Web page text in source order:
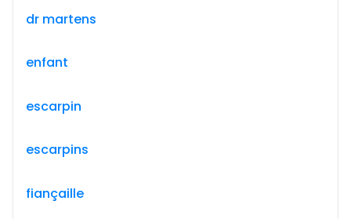
dr martens
enfant
escarpin
escarpins
fiançaille